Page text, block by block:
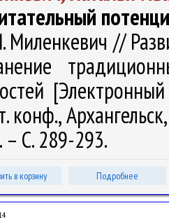
Миленкевич //
конф.,
– С. 289-293.
в корзину Подробнее